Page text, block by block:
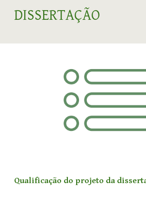
DISSERTAÇÃO
Qualificação do projeto da